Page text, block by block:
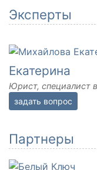
Эксперты
Екатерина
Юрист, специалист
задать вопрос
Партнеры